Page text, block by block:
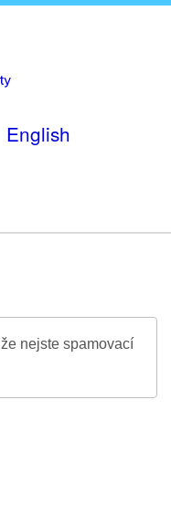
English
nejste spamovací